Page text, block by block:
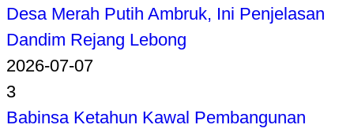
Desa Merah Putih Ambruk, Ini Penjelasan
Dandim Rejang Lebong
2026-07-07
3
Babinsa Ketahun Kawal Pembangunan